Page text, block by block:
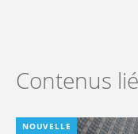
Contenus
NOUVELLE